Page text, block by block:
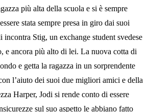
più alta della scuola e si è sempre
stata sempre presa in giro dai suoi
incontra Stig, un exchange student svedese
e ancora più alto di lei. La nuova cotta di
e getta la ragazza in un sorprendente
l’aiuto dei suoi due migliori amici e della
Harper, Jodi si rende conto di essere
sul suo aspetto le abbiano fatto